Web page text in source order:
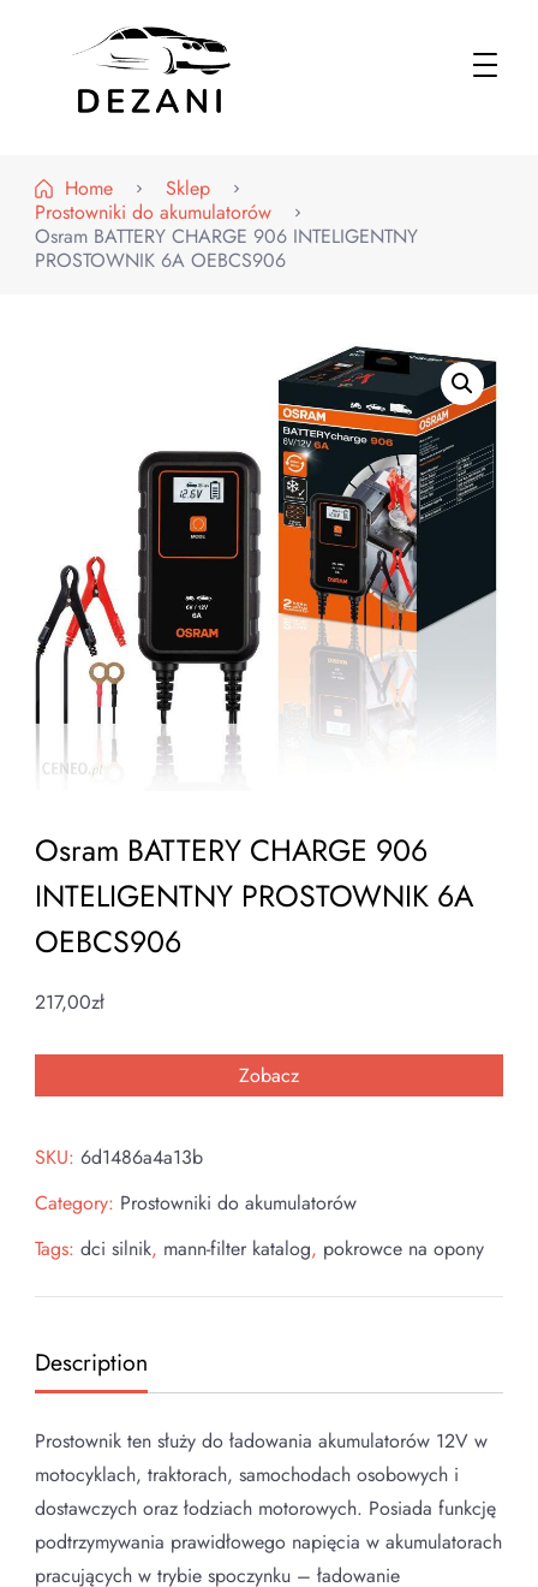
Home
Sklep
Prostowniki do akumulatorów
Osram BATTERY CHARGE 906 INTELIGENTNY
PROSTOWNIK 6A OEBCS906
Osram BATTERY CHARGE 906
INTELIGENTNY PROSTOWNIK 6A
OEBCS906
217,00zł
Zobacz
SKU: 6d1486a4a13b
Category: Prostowniki do akumulatorów
Tags: dci silnik, mann-filter katalog, pokrowce na opony
Description
Prostownik ten służy do ładowania akumulatorów 12V w
motocyklach, traktorach, samochodach osobowych i
dostawczych oraz łodziach motorowych. Posiada funkcję
podtrzymywania prawidłowego napięcia w akumulatorach
pracujących w trybie spoczynku – ładowanie